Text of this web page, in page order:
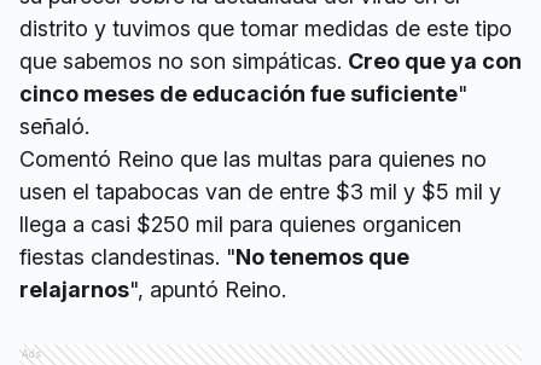
distrito y tuvimos que tomar medidas de este tipo
que sabemos no son simpáticas. Creo que ya con
cinco meses de educación fue suficiente"
señaló.
Comentó Reino que las multas para quienes no
usen el tapabocas van de entre $3 mil y $5 mil y
llega a casi $250 mil para quienes organicen
fiestas clandestinas. "No tenemos que
relajarnos", apuntó Reino.
Ads